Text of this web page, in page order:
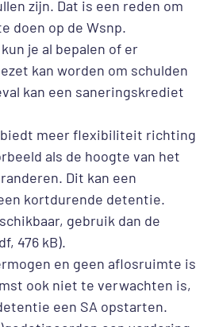
zijn. Dat is een reden om
doen op de Wsnp.
je al bepalen of er
kan worden om schulden
kan een saneringskrediet
meer flexibiliteit richting
als de hoogte van het
Dit kan een
kortdurende detentie.
gebruik dan de
476 kB).
en geen aflosruimte is
ook niet te verwachten is,
een SA opstarten.